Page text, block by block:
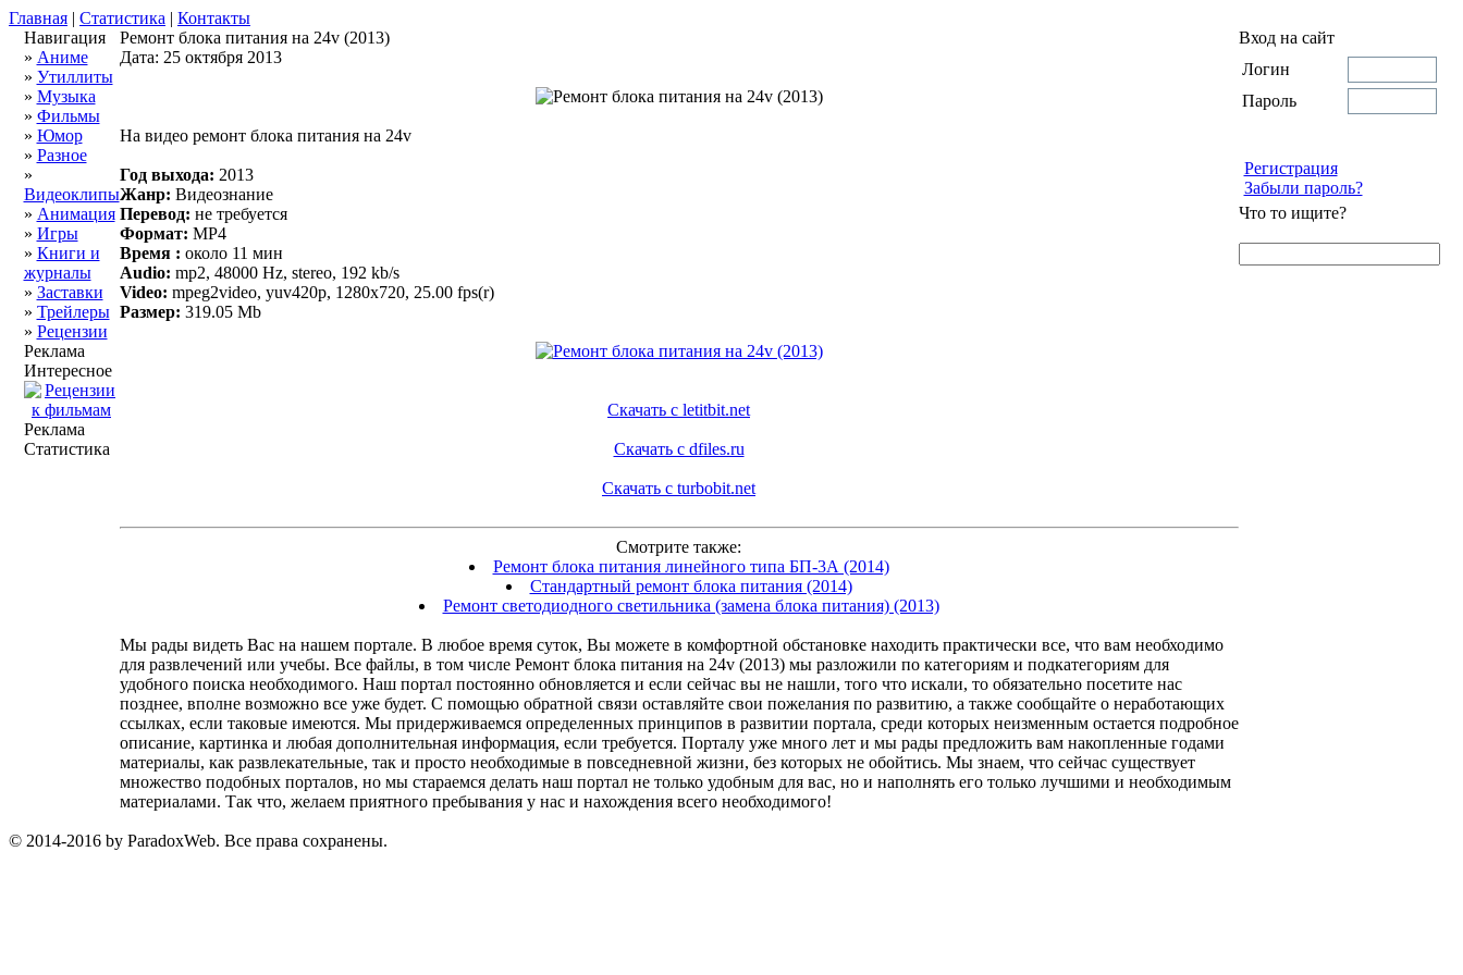
Главная | Статистика | Контакты
Навигация
» Аниме
» Утиллиты
» Музыка
» Фильмы
» Юмор
» Разное
»
Видеоклипы
» Анимация
» Игры
» Книги и
журналы
» Заставки
» Трейлеры
» Рецензии
Реклама
Интересное
Реклама
Статистика
Ремонт блока питания на 24v (2013)
Дата: 25 октября 2013
На видео ремонт блока питания на 24v
Год выхода: 2013
Жанр: Видеознание
Перевод: не требуется
Формат: MP4
Время : около 11 мин
Audio: mp2, 48000 Hz, stereo, 192 kb/s
Video: mpeg2video, yuv420p, 1280x720, 25.00 fps(r)
Размер: 319.05 Mb
Скачать с letitbit.net
Скачать с dfiles.ru
Скачать с turbobit.net
Смотрите также:
Ремонт блока питания линейного типа БП-3А (2014)
Стандартный ремонт блока питания (2014)
Ремонт светодиодного светильника (замена блока питания) (2013)
Мы рады видеть Вас на нашем портале. В любое время суток, Вы можете в комфортной обстановке находить практически все, что вам необходимо
для развлечений или учебы. Все файлы, в том числе Ремонт блока питания на 24v (2013) мы разложили по категориям и подкатегориям для
удобного поиска необходимого. Наш портал постоянно обновляется и если сейчас вы не нашли, того что искали, то обязательно посетите нас
позднее, вполне возможно все уже будет. С помощью обратной связи оставляйте свои пожелания по развитию, а также сообщайте о неработающих
ссылках, если таковые имеются. Мы придерживаемся определенных принципов в развитии портала, среди которых неизменным остается подробное
описание, картинка и любая дополнительная информация, если требуется. Порталу уже много лет и мы рады предложить вам накопленные годами
материалы, как развлекательные, так и просто необходимые в повседневной жизни, без которых не обойтись. Мы знаем, что сейчас существует
множество подобных порталов, но мы стараемся делать наш портал не только удобным для вас, но и наполнять его только лучшими и необходимым
материалами. Так что, желаем приятного пребывания у нас и нахождения всего необходимого!
Вход на сайт
Логин
Пароль
Регистрация
Забыли пароль?
Что то ищите?
© 2014-2016 by ParadoxWeb. Все права сохранены.